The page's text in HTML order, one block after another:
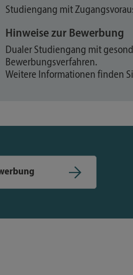
Studiengang mit
Hinweise zur Bewerbung
Dualer Studiengang mit
Bewerbungsverfahren.
Weitere Informationen finden